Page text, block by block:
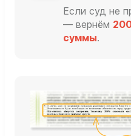
Если суд не
— вернём
суммы.